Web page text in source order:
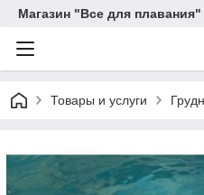
Магазин "Все для
Товары и услуги